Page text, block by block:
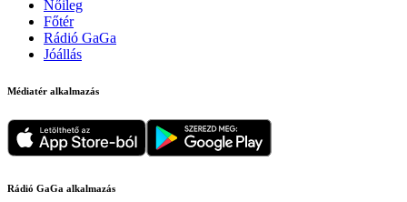
Nőileg
Főtér
Rádió GaGa
Jóállás
Médiatér alkalmazás
Rádió GaGa alkalmazás